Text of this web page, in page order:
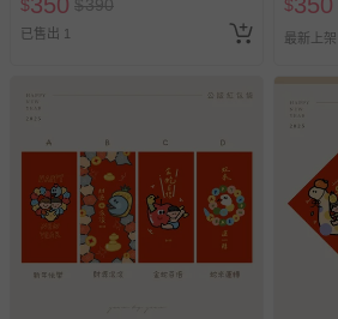
已出貨通知之訊息為主。
如您收到商品，請依正常流程檢查
情形，您可申請更換新品或退貨，
若您對於會員帳號、商品訂購與資
式、折價券與購物金的使用、退貨
問，你可詳見：
媽咪愛客服中心
預購商品：預購為海外同步代購，
助取消退款事宜。
商品如因「價格、組合」等錯誤原因
會主動以簡訊及mail通知訂單取消事
$ $390
已售出 1
$
最新上架